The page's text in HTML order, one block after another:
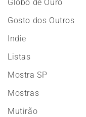
Globo de Ouro
Gosto dos Outros
Indie
Listas
Mostra SP
Mostras
Mutirão